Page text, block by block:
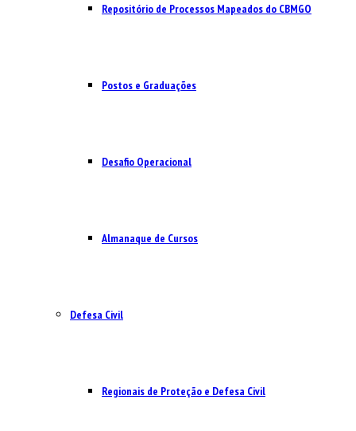
Repositório de Processos Mapeados do CBMGO
Postos e Graduações
Desafio Operacional
Almanaque de Cursos
Defesa Civil
Regionais de Proteção e Defesa Civil